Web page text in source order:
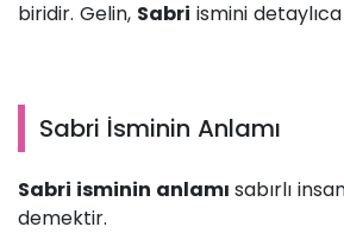
biridir. Gelin, Sabri ismini
Sabri İsminin Anlamı
Sabri isminin anlamı sabırlı
demektir.